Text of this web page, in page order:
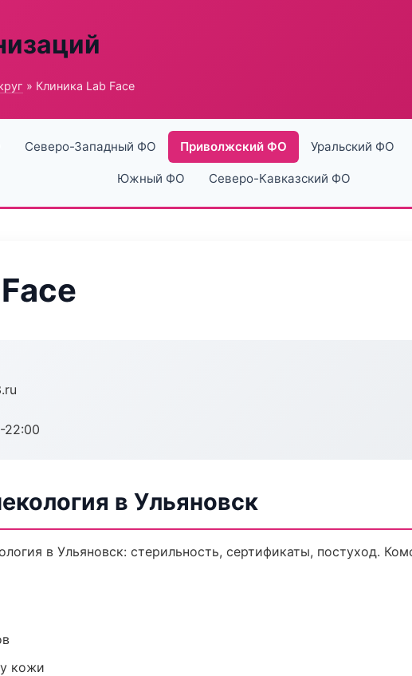
» Клиника Lab Face
Северо-Западный ФО Приволжский ФО Уральский ФО
Южный ФО Северо-Кавказский ФО
22:00
в Ульяновск
в Ульяновск: стерильность, сертификаты, постуход.
кожи